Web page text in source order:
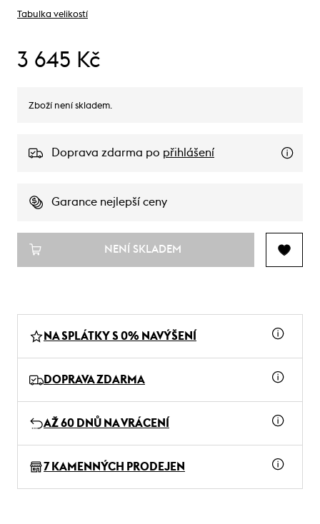
Tabulka velikostí
3 645 Kč
Zboží není skladem.
Doprava zdarma po přihlášení
Garance nejlepší ceny
NENÍ SKLADEM
NA SPLÁTKY S 0% NAVÝŠENÍ
DOPRAVA ZDARMA
AŽ 60 DNŮ NA VRÁCENÍ
7 KAMENNÝCH PRODEJEN